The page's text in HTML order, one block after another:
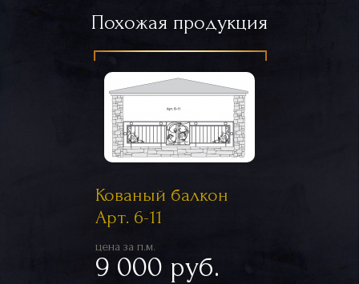
Похожая продукция
Кованый балкон
Арт. 6-11
цена за п.м.
9 000 руб.